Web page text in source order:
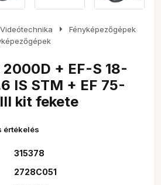
arrow_right Fényképezőgépek
2000D + EF-S 18-
IS STM + EF 75-
kit fekete
értékelés
315378
2728C051